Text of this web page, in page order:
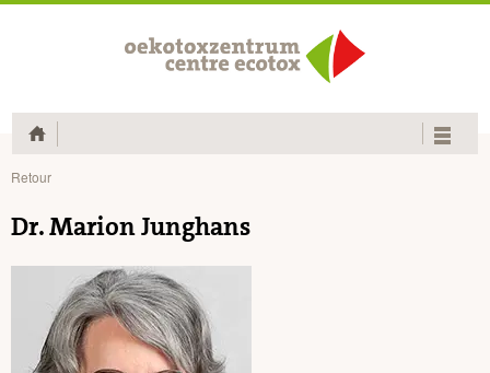
Home
Retour
Dr. Marion Junghans